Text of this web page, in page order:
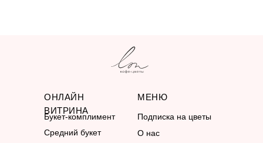
ОНЛАЙН
ВИТРИНА
МЕНЮ
Букет-комплимент
Средний букет
Подписка на цветы
О нас